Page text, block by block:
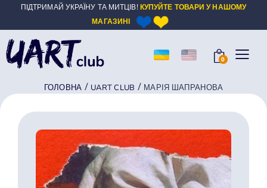
ПІДТРИМАЙ УКРАЇНУ ТА МИТЦІВ!КУПУЙТЕ ТОВАРИ У НАШОМУ
МАГАЗИНІ
0
ГОЛОВНА / UART CLUB / МАРІЯ ШАПРАНОВА